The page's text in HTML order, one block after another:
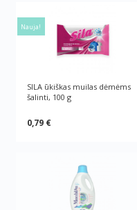
Nauja!
SILA ūkiškas muilas dėmėms
šalinti, 100 g
0,79 €